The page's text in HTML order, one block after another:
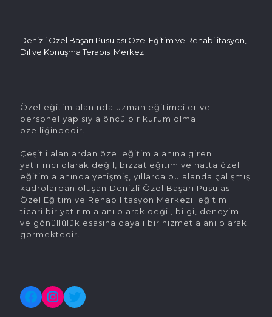
Denizli Özel Başarı Pusulası Özel Eğitim ve Rehabilitasyon,
Dil ve Konuşma Terapisi Merkezi
Özel eğitim alanında uzman eğitimciler ve
personel yapısıyla öncü bir kurum olma
özelliğindedir.
Çeşitli alanlardan özel eğitim alanına giren
yatırımcı olarak değil, bizzat eğitim ve hatta özel
eğitim alanında yetişmiş, yıllarca bu alanda çalışmış
kadrolardan oluşan Denizli Özel Başarı Pusulası
Özel Eğitim ve Rehabilitasyon Merkezi; eğitimi
ticari bir yatırım alanı olarak değil, bilgi, deneyim
ve gönüllülük esasına dayalı bir hizmet alanı olarak
görmektedir..
Facebook
Instagram
Twitter